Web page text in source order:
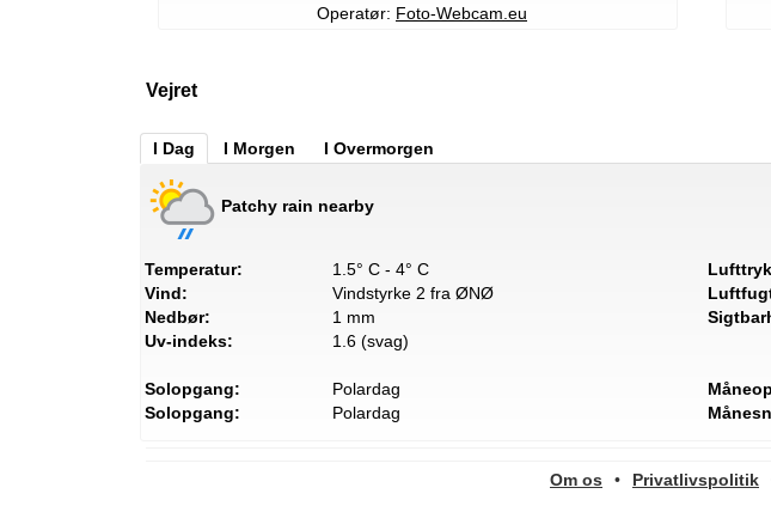
Operatør: Foto-Webcam.eu
Vejret
I Dag I Morgen I Overmorgen
Patchy rain nearby
Temperatur:
1.5° C - 4° C
Vind:
Vindstyrke 2 fra ØNØ
Nedbør:
1 mm
Uv-indeks:
1.6 (svag)
Solopgang:
Polardag
Solopgang:
Polardag
Om os • Privatlivspolitik